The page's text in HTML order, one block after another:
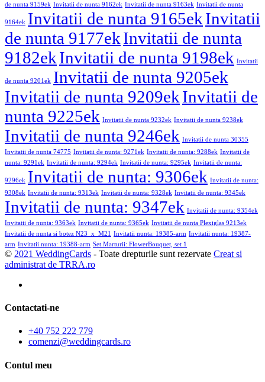
de nunta 9159ek Invitatii de nunta 9162ek Invitatii de nunta 9163ek Invitatii de nunta
9164ek Invitatii de nunta 9165ekInvitatii
de nunta 9177ekInvitatii de nunta
9182ekInvitatii de nunta 9198ek Invitatii
de nunta 9201ek Invitatii de nunta 9205ek
Invitatii de nunta 9209ekInvitatii de
nunta 9225ek Invitatii de nunta 9232ek Invitatii de nunta 9238ek
Invitatii de nunta 9246ek Invitatii de nunta 30355
Invitatii de nunta 74775 Invitatii de nunta: 9271ek Invitatii de nunta: 9288ek Invitatii de
nunta: 9291ek Invitatii de nunta: 9294ek Invitatii de nunta: 9295ek Invitatii de nunta:
9296ek Invitatii de nunta: 9306ek Invitatii de nunta:
9308ek Invitatii de nunta: 9313ek Invitatii de nunta: 9328ek Invitatii de nunta: 9345ek
Invitatii de nunta: 9347ek Invitatii de nunta: 9354ek
Invitatii de nunta: 9363ek Invitatii de nunta: 9365ek Invitatii de nunta Plexiglas 9213ek
Invitatii de nunta si botez N23_x_M21
Invitatii nunta: 19385-arm Invitatii nunta: 19387-
arm Invitatii nunta: 19388-arm Set Marturii: FlowerBouquet, set 1
© 2021 WeddingCards - Toate drepturile sunt rezervate Creat si
administrat de TRRA.ro
Contactati-ne
+40 752 222 779
comenzi@weddingcards.ro
Contul meu